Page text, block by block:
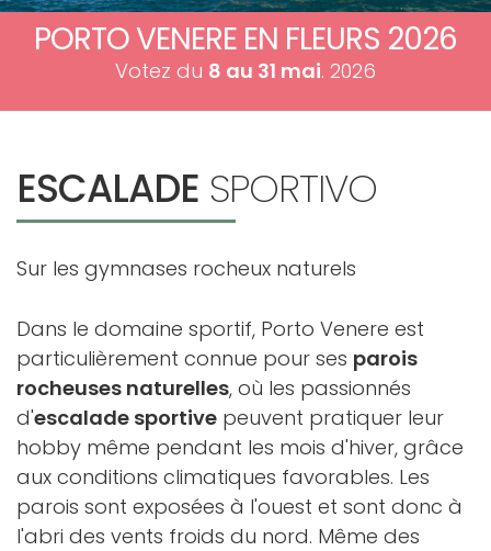
PORTO VENERE EN FLEURS 2026
Votez du 8 au 31 mai. 2026
ESCALADE SPORTIVO
Sur les gymnases rocheux naturels
Dans le domaine sportif, Porto Venere est
particulièrement connue pour ses parois
rocheuses naturelles, où les passionnés
d'escalade sportive peuvent pratiquer leur
hobby même pendant les mois d'hiver, grâce
aux conditions climatiques favorables. Les
parois sont exposées à l'ouest et sont donc à
l'abri des vents froids du nord. Même des